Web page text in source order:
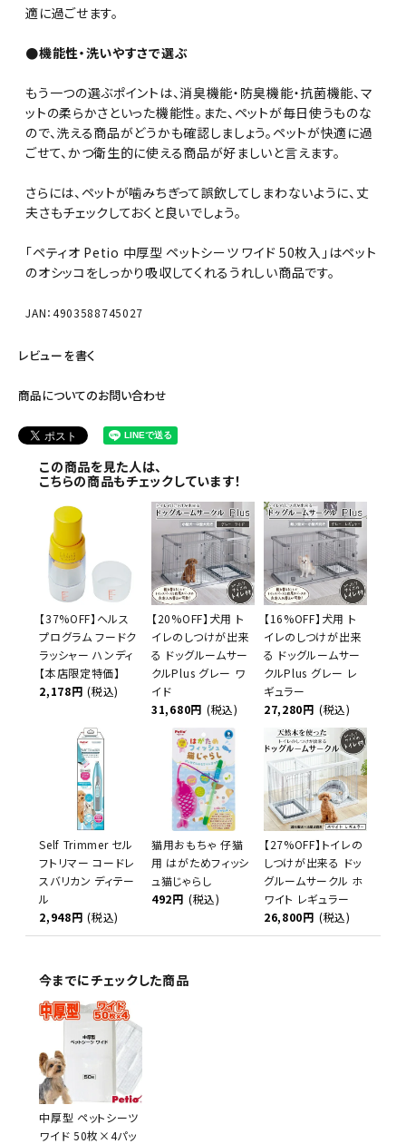
適に過ごせます。
●機能性・洗いやすさで選ぶ
もう一つの選ぶポイントは、消臭機能・防臭機能・抗菌機能、マ
ットの柔らかさといった機能性。また、ペットが毎日使うものな
ので、洗える商品がどうかも確認しましょう。ペットが快適に過
ごせて、かつ衛生的に使える商品が好ましいと言えます。
さらには、ペットが噛みちぎって誤飲してしまわないように、丈
夫さもチェックしておくと良いでしょう。
「ペティオ Petio 中厚型 ペットシーツ ワイド 50枚入」はペット
のオシッコをしっかり吸収してくれるうれしい商品です。
JAN：4903588745027
レビューを書く
商品についてのお問い合わせ
この商品を見た人は、
こちらの商品もチェックしています！
【37%OFF】ヘルス
プログラム フードク
ラッシャー ハンディ
【本店限定特価】
2,178円 (税込)
【20%OFF】犬用 ト
イレのしつけが出来
る ドッグルームサー
クルPlus グレー ワ
イド
31,680円 (税込)
【16%OFF】犬用 ト
イレのしつけが出来
る ドッグルームサー
クルPlus グレー レ
ギュラー
27,280円 (税込)
Self Trimmer セル
フトリマー コードレ
スバリカン ディテー
ル
2,948円 (税込)
猫用おもちゃ 仔猫
用 はがためフィッシ
ュ猫じゃらし
492円 (税込)
【27%OFF】トイレの
しつけが出来る ドッ
グルームサークル ホ
ワイト レギュラー
26,800円 (税込)
今までにチェックした商品
中厚型 ペットシーツ
ワイド 50枚×4パッ